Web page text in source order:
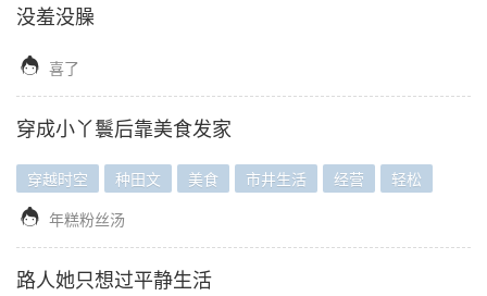
没羞没臊
 喜了
穿成小丫鬟后靠美食发家
穿越时空 种田文 美食 市井生活 经营 轻松
 年糕粉丝汤
路人她只想过平静生活